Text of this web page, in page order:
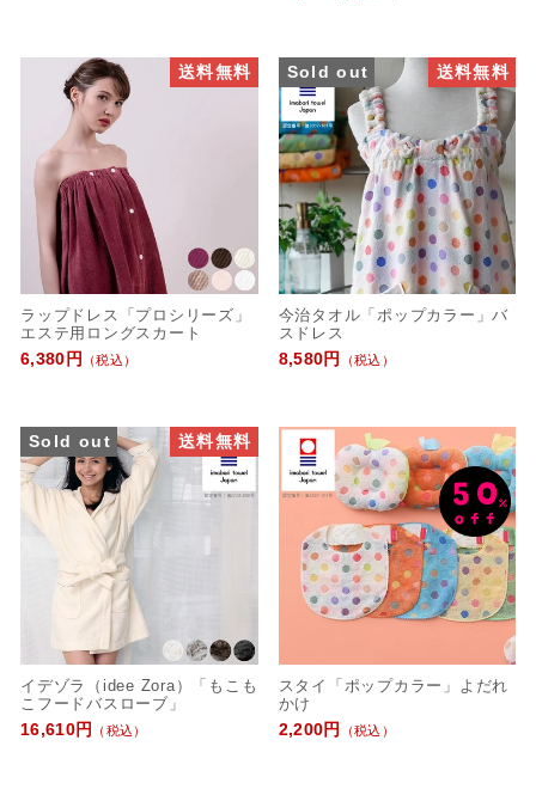
送料無料
ラップドレス「プロシリーズ」
エステ用ロングスカート
6,380円
（税込）
Sold out 送料無料
今治タオル「ポップカラー」バ
スドレス
8,580円
（税込）
Sold out 送料無料
イデゾラ（idee Zora）「もこも
こフードバスローブ」
16,610円
（税込）
スタイ「ポップカラー」よだれ
かけ
2,200円
（税込）